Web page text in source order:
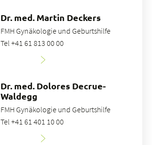
Dr. med. Martin Deckers
FMH Gynäkologie und Geburtshilfe
Tel +41 61 813 00 00
Dr. med. Dolores Decrue-
Waldegg
FMH Gynäkologie und Geburtshilfe
Tel +41 61 401 10 00